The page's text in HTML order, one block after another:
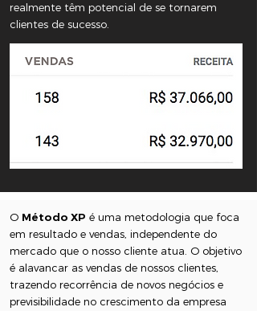
realmente têm potencial de se tornarem
clientes de sucesso.
O Método XP é uma metodologia que foca
em resultado e vendas, independente do
mercado que o nosso cliente atua. O objetivo
é alavancar as vendas de nossos clientes,
trazendo recorrência de novos negócios e
previsibilidade no crescimento da empresa